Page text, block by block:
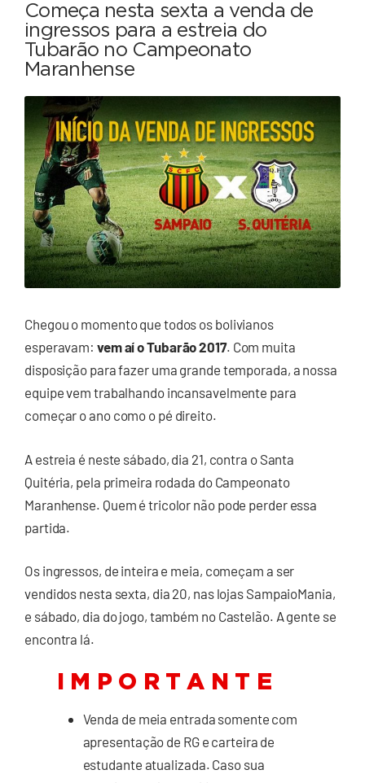
Começa nesta sexta a venda de
ingressos para a estreia do
Tubarão no Campeonato
Maranhense
Chegou o momento que todos os bolivianos
esperavam: vem aí o Tubarão 2017. Com muita
disposição para fazer uma grande temporada, a nossa
equipe vem trabalhando incansavelmente para
começar o ano como o pé direito.
A estreia é neste sábado, dia 21, contra o Santa
Quitéria, pela primeira rodada do Campeonato
Maranhense. Quem é tricolor não pode perder essa
partida.
Os ingressos, de inteira e meia, começam a ser
vendidos nesta sexta, dia 20, nas lojas SampaioMania,
e sábado, dia do jogo, também no Castelão. A gente se
encontra lá.
I M P O R T A N T E
Venda de meia entrada somente com
apresentação de RG e carteira de
estudante atualizada. Caso sua